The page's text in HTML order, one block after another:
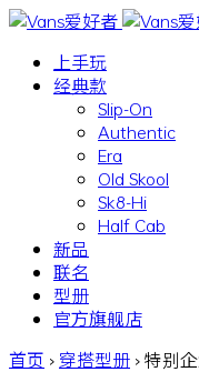
上手玩
经典款
Slip-On
Authentic
Era
Old Skool
Sk8-Hi
Half Cab
新品
联名
型册
官方旗舰店
首页 › 穿搭型册 ›特别